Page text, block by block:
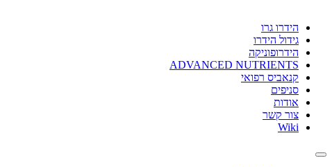
הידרו גרו
גידול הידרו
הידרופוניקה
ADVANCED NUTRIENTS
קנאביס רפואי
סניפים
אודות
צור קשר
Wiki
Toggle